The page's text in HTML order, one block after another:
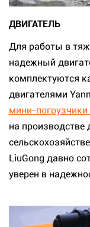
ДВИГАТЕЛЬ
Для работы в
надежный
комплектуются
двигателями
мини-погрузчики
на производстве
LiuGong давно
уверен в